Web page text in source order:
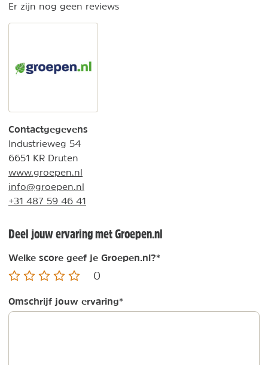
Er zijn nog geen reviews
Contactgegevens
Industrieweg 54
6651 KR Druten
www.groepen.nl
info@groepen.nl
+31 487 59 46 41
Deel jouw ervaring met Groepen.nl
Welke score geef je Groepen.nl?*
0
Omschrijf jouw ervaring*